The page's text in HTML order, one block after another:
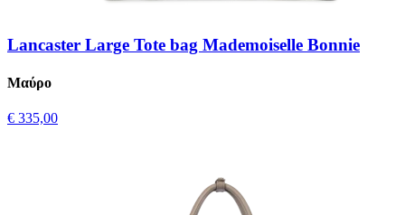
Lancaster Large Tote bag Mademoiselle Bonnie
Μαύρο
€ 335,00